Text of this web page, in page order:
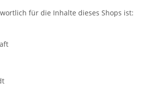
für die Inhalte dieses Shops ist: